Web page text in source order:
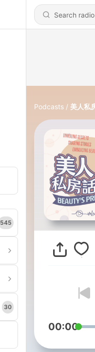
545
30
Podcasts 美人私
00:00